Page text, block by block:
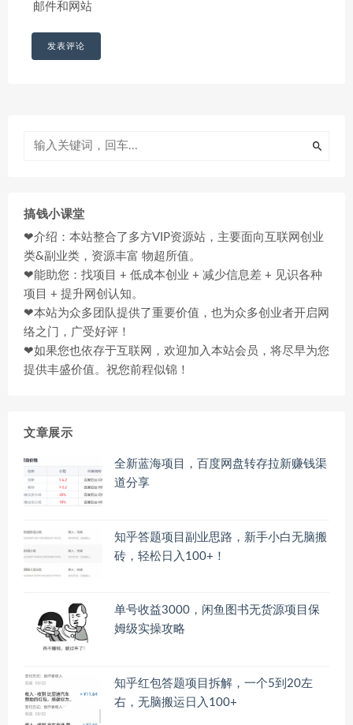
邮件和网站
搞钱小课堂
❤介绍：本站整合了多方VIP资源站，主要面向互联网创业
类&副业类，资源丰富 物超所值。
❤能助您：找项目 + 低成本创业 + 减少信息差 + 见识各种
项目 + 提升网创认知。
❤本站为众多团队提供了重要价值，也为众多创业者开启网
络之门，广受好评！
❤如果您也依存于互联网，欢迎加入本站会员，将尽早为您
提供丰盛价值。祝您前程似锦！
文章展示
全新蓝海项目，百度网盘转存拉新赚钱渠
道分享
知乎答题项目副业思路，新手小白无脑搬
砖，轻松日入100+！
单号收益3000，闲鱼图书无货源项目保
姆级实操攻略
知乎红包答题项目拆解，一个5到20左
右，无脑搬运日入100+